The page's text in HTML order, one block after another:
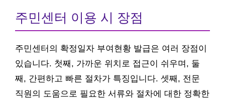
주민센터 이용 시 장점
주민센터의 확정일자 부여현황 발급은 여러 장점이
있습니다. 첫째, 가까운 위치로 접근이 쉬우며, 둘
째, 간편하고 빠른 절차가 특징입니다. 셋째, 전문
직원의 도움으로 필요한 서류와 절차에 대한 정확한